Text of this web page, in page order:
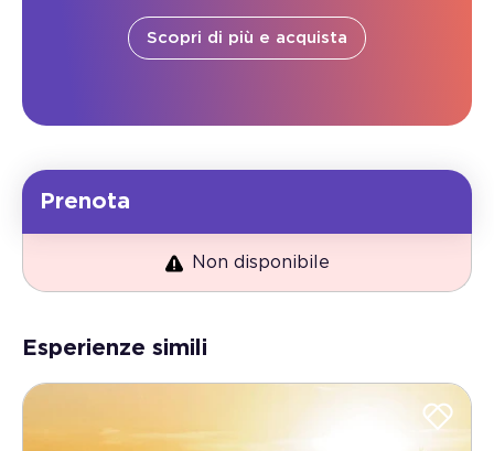
Scopri di più e acquista
Prenota
Non disponibile
Esperienze simili